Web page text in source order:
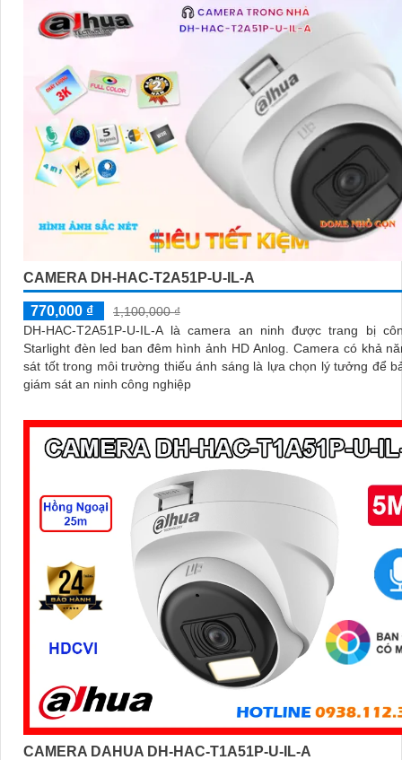
CAMERA DH-HAC-T2A51P-U-IL-A
770,000 ₫
1,100,000 ₫
DH-HAC-T2A51P-U-IL-A là camera an ninh được trang bị
Starlight đèn led ban đêm hình ảnh HD Anlog. Camera có khả năng giám
sát tốt trong môi trường thiếu ánh sáng là lựa chọn lý tưởng để
giám sát an ninh công nghiệp
CAMERA DAHUA DH-HAC-T1A51P-U-IL-A